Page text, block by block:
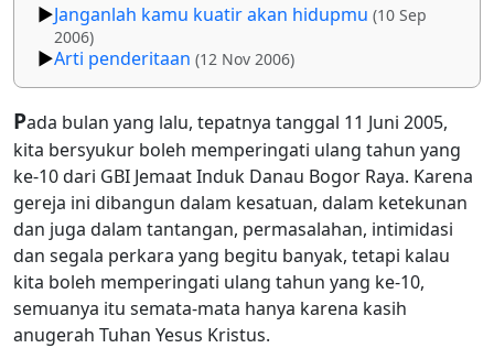
Janganlah kamu kuatir akan hidupmu (10 Sep
2006)
Arti penderitaan (12 Nov 2006)
Pada bulan yang lalu, tepatnya tanggal 11 Juni 2005,
kita bersyukur boleh memperingati ulang tahun yang
ke-10 dari GBI Jemaat Induk Danau Bogor Raya. Karena
gereja ini dibangun dalam kesatuan, dalam ketekunan
dan juga dalam tantangan, permasalahan, intimidasi
dan segala perkara yang begitu banyak, tetapi kalau
kita boleh memperingati ulang tahun yang ke-10,
semuanya itu semata-mata hanya karena kasih
anugerah Tuhan Yesus Kristus.